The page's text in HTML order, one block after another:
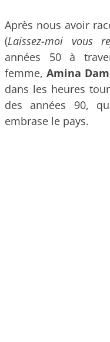
Après nous avoir
(Laissez-moi vous
années 50 à
femme, Amina
dans les heures
des années 90,
embrase le pays.